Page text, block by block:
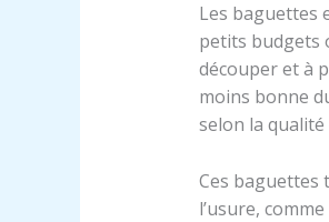
Les baguettes
petits budgets
découper et à
moins bonne
selon la
Ces baguettes
l’usure,